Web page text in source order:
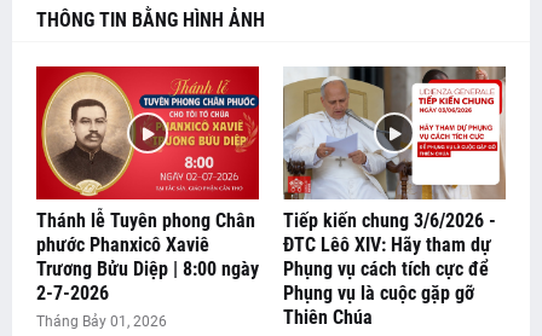
THÔNG TIN BẰNG HÌNH ẢNH
Thánh lễ Tuyên phong Chân
phước Phanxicô Xaviê
Trương Bửu Diệp | 8:00 ngày
2-7-2026
Tháng Bảy 01, 2026
Tiếp kiến chung 3/6/2026 -
ĐTC Lêô XIV: Hãy tham dự
Phụng vụ cách tích cực để
Phụng vụ là cuộc gặp gỡ
Thiên Chúa